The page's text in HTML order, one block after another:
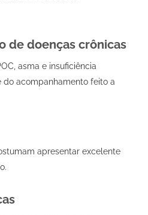
de doenças crônicas
asma e insuficiência
acompanhamento feito a
apresentar excelente